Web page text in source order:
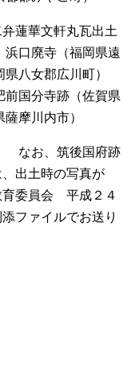
蓮華文軒丸瓦出土
廃寺（福岡県遠
八女郡広川町）
分寺跡（佐賀県
摩川内市）
なお、筑後国府跡
出土時の写真が
育委員会 平成２４
ファイルでお送り